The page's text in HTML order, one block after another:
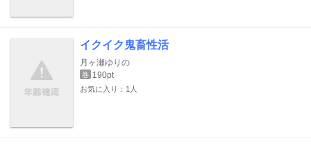
イクイク鬼畜性活
月ヶ瀬ゆりの
巻 190pt
お気に入り：1人